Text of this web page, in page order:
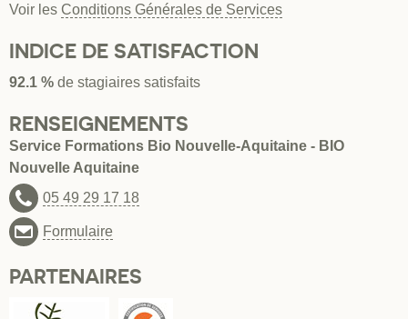
Voir les Conditions Générales de Services
INDICE DE SATISFACTION
92.1 % de stagiaires satisfaits
RENSEIGNEMENTS
Service Formations Bio Nouvelle-Aquitaine - BIO
Nouvelle Aquitaine
05 49 29 17 18
Formulaire
PARTENAIRES